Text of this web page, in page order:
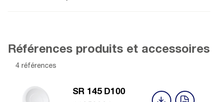
Références produits et accessoires
4 références
SR 145 D100